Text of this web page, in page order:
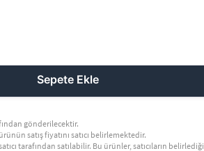
Sepete Ekle
gönderilecektir.
satış fiyatını satıcı belirlemektedir.
tarafından satılabilir. Bu ürünler, satıcıların belirlediği